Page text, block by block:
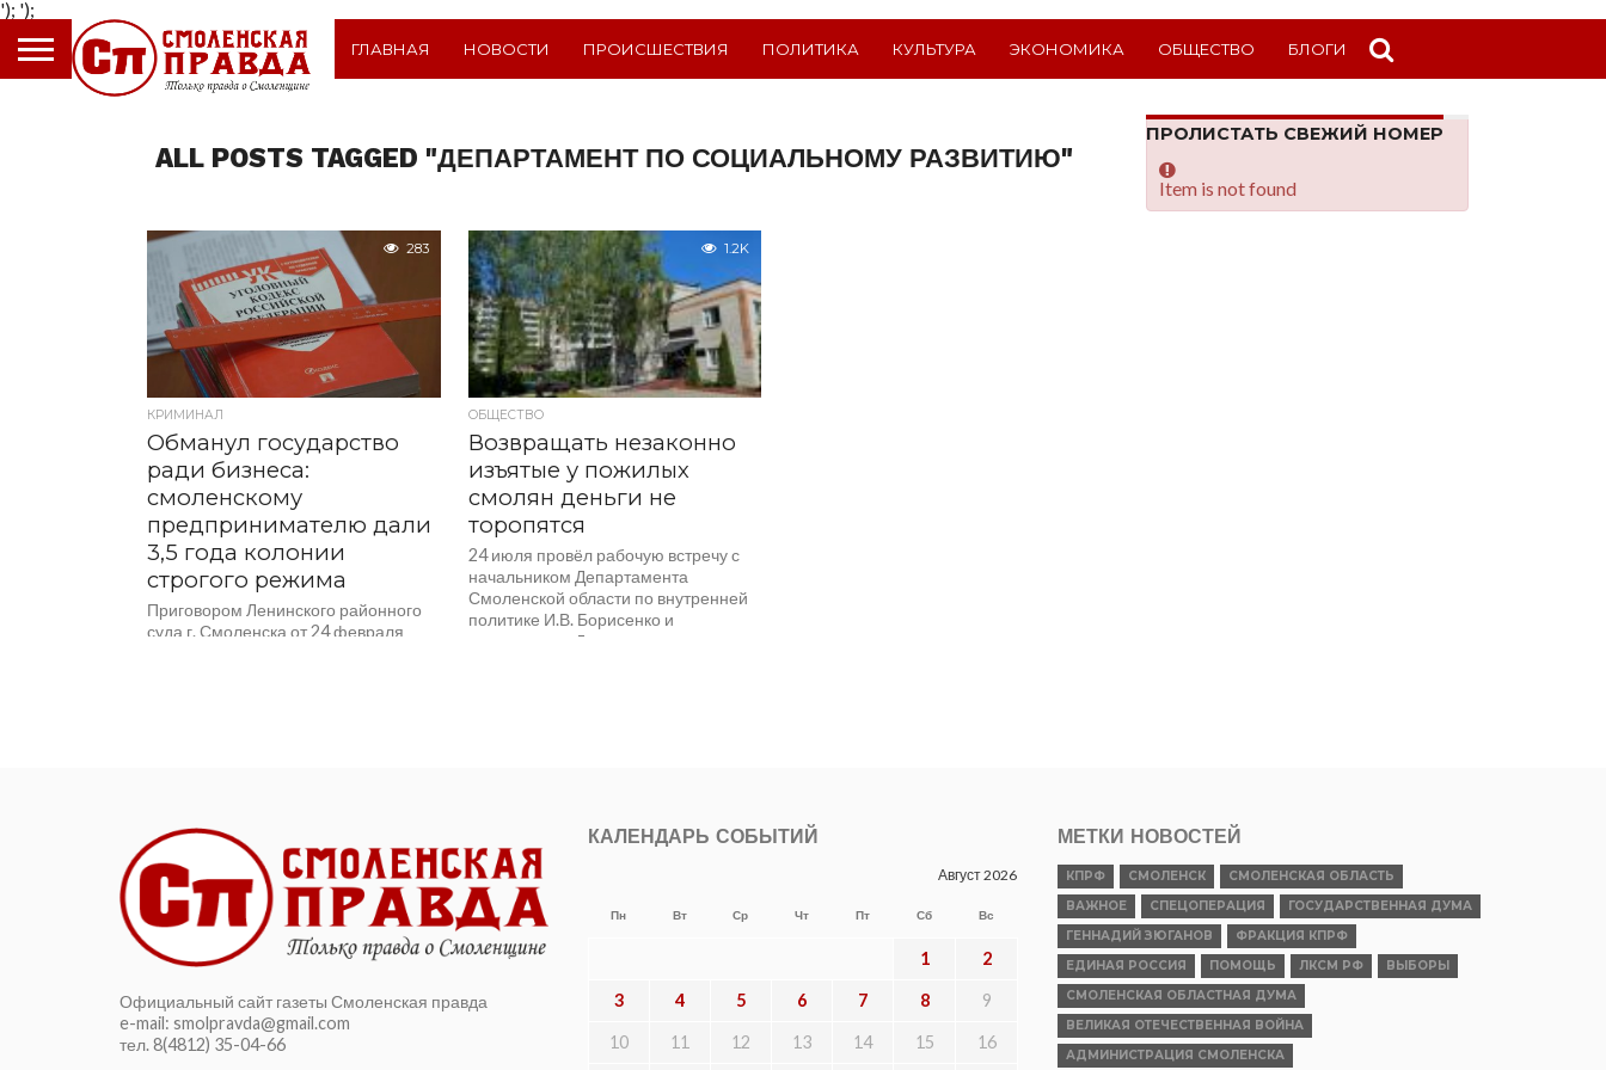
');
ГЛАВНАЯ НОВОСТИ ПРОИСШЕСТВИЯ ПОЛИТИКА КУЛЬТУРА ЭКОНОМИКА ОБЩЕСТВО БЛОГИ
ALL POSTS TAGGED "ДЕПАРТАМЕНТ ПО СОЦИАЛЬНОМУ РАЗВИТИЮ"
283
КРИМИНАЛ
Обманул государство
ради бизнеса:
смоленскому
предпринимателю дали
3,5 года колонии
строгого режима
Приговором Ленинского районного
суда г. Смоленска от 24 февраля
1.2K
ОБЩЕСТВО
Возвращать незаконно
изъятые у пожилых
смолян деньги не
торопятся
24 июля провёл рабочую встречу с
начальником Департамента
Смоленской области по внутренней
политике И.В. Борисенко и
начальником Департамента
ПРОЛИСТАТЬ СВЕЖИЙ НОМЕР
Item is not found
Официальный сайт газеты Смоленская правда
e-mail: smolpravda@gmail.com
тел. 8(4812) 35-04-66
КАЛЕНДАРЬ СОБЫТИЙ
Август 2026
Пн Вт Ср Чт Пт Сб Вс
1 2
3 4 5 6 7 8 9
10 11 12 13 14 15 16
МЕТКИ НОВОСТЕЙ
КПРФ СМОЛЕНСК
СМОЛЕНСКАЯ ОБЛАСТЬ
ВАЖНОЕ
СПЕЦОПЕРАЦИЯ
ГОСУДАРСТВЕННАЯ ДУМА
ГЕННАДИЙ ЗЮГАНОВ
ФРАКЦИЯ КПРФ
ЕДИНАЯ РОССИЯ
ПОМОЩЬ ЛКСМ РФ
ВЫБОРЫ
СМОЛЕНСКАЯ ОБЛАСТНАЯ ДУМА
ВЕЛИКАЯ ОТЕЧЕСТВЕННАЯ ВОЙНА
АДМИНИСТРАЦИЯ СМОЛЕНСКА
');